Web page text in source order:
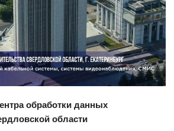
проект
обработки данных
области